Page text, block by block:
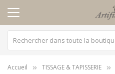
Accueil TISSAGE & TAPISSERIE